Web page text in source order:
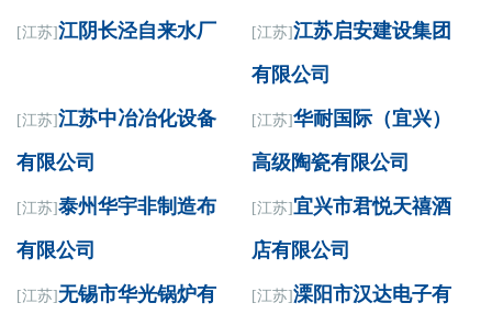
[江苏]江阴长泾自来水厂 [江苏]江苏启安建设集团
有限公司
[江苏]江苏中冶冶化设备
有限公司
[江苏]华耐国际（宜兴）
高级陶瓷有限公司
[江苏]泰州华宇非制造布
有限公司
[江苏]宜兴市君悦天禧酒
店有限公司
[江苏]无锡市华光锅炉有
[江苏]溧阳市汉达电子有